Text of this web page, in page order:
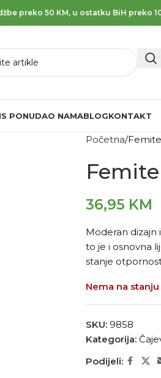
preko 50 KM, u ostatku BiH preko
PONUDAO NAMABLOGKONTAKT
Početna
36,95 KM
Moderan
to je i osnovna
stanje
Nema na stanju
SKU: 9858
Kategorija:
Podijeli: